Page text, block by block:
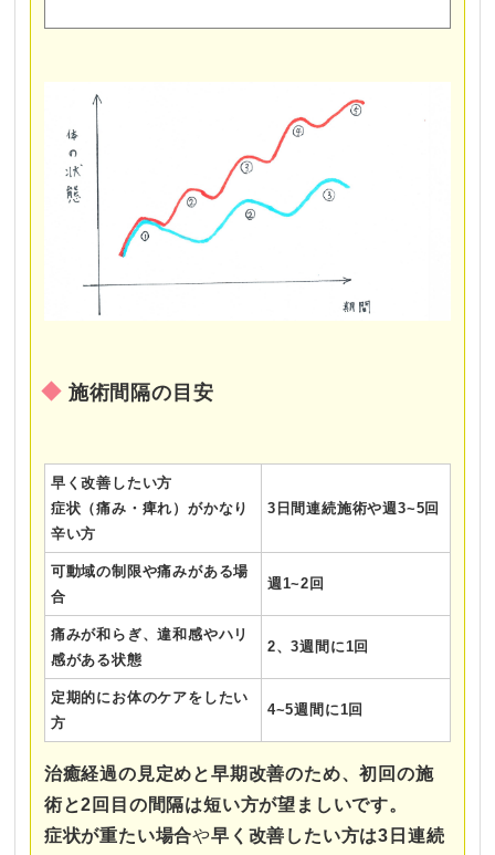
施術間隔の目安
早く改善したい方
症状（痛み・痺れ）がかなり
辛い方
3日間連続施術や週3~5回
可動域の制限や痛みがある場
合
週1~2回
痛みが和らぎ、違和感やハリ
感がある状態
2、3週間に1回
定期的にお体のケアをしたい
方
4~5週間に1回
治癒経過の見定めと早期改善のため、初回の施
術と2回目の間隔は短い方が望ましいです。
症状が重たい場合や早く改善したい方は3日連続